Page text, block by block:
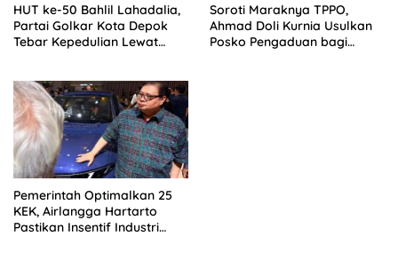
HUT ke-50 Bahlil Lahadalia,
Partai Golkar Kota Depok
Tebar Kepedulian Lewat
Soroti Maraknya TPPO,
Ahmad Doli Kurnia Usulkan
Posko Pengaduan bagi
Pemerintah Optimalkan 25
KEK, Airlangga Hartarto
Pastikan Insentif Industri